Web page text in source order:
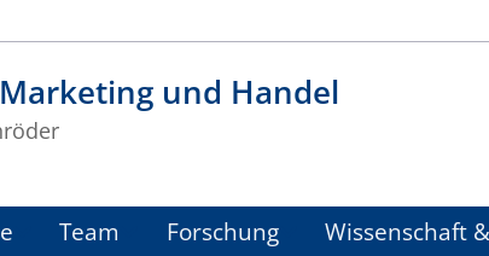
und Handel
Team Forschung Wissenschaft